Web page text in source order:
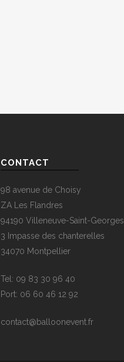
CONTACT
98 avenue de Choisy
ZA Les Flandres
94190 Villeneuve-Saint-Georges
3 Impasse des chanterelles
34070 Montpellier
Tel: 09 83 30 96 40
Port: 06 60 46 12 92
contact@balloonevent.fr